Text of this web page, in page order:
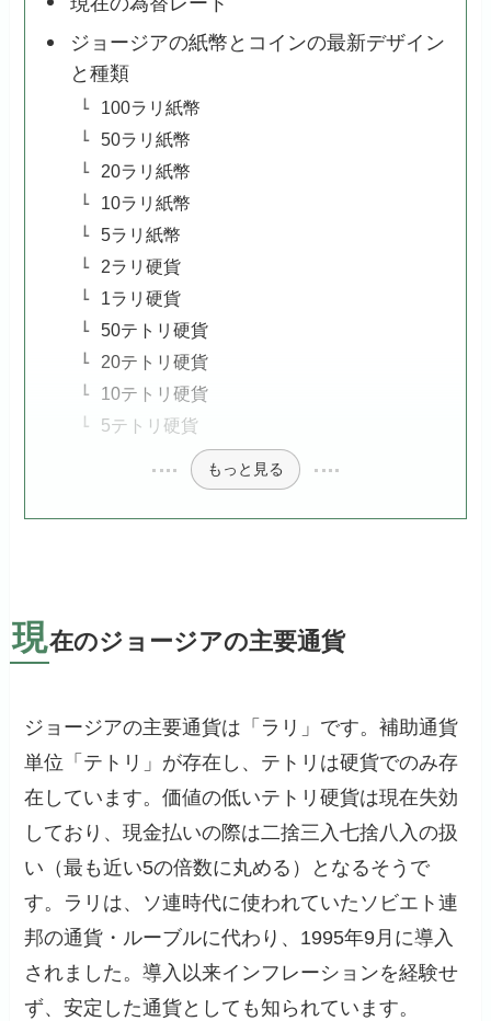
ジョージアの紙幣とコインの最新デザイン
と種類
100ラリ紙幣
50ラリ紙幣
20ラリ紙幣
10ラリ紙幣
5ラリ紙幣
2ラリ硬貨
1ラリ硬貨
50テトリ硬貨
20テトリ硬貨
10テトリ硬貨
5テトリ硬貨
もっと見る
現在のジョージアの主要通貨
ジョージアの主要通貨は「ラリ」です。補助通貨
単位「テトリ」が存在し、テトリは硬貨でのみ存
在しています。価値の低いテトリ硬貨は現在失効
しており、現金払いの際は二捨三入七捨八入の扱
い（最も近い5の倍数に丸める）となるそうで
す。ラリは、ソ連時代に使われていたソビエト連
邦の通貨・ルーブルに代わり、1995年9月に導入
されました。導入以来インフレーションを経験せ
ず、安定した通貨としても知られています。